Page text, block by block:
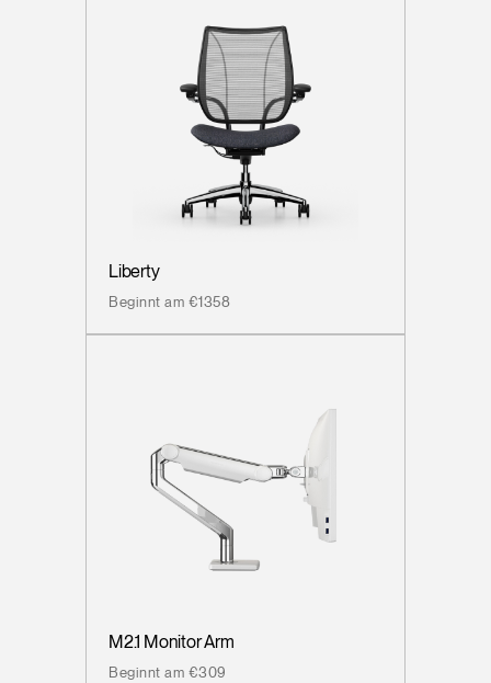
Liberty
Beginnt am €1358
M2.1 Monitor Arm
Beginnt am €309